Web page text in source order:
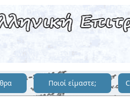
Ποιοί είμαστε;